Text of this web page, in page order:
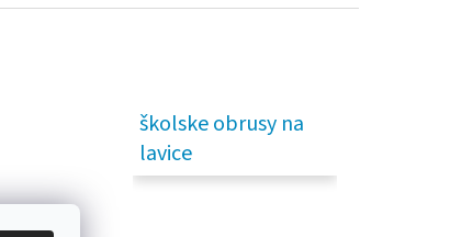
školske obrusy na
lavice